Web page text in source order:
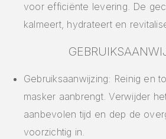
voor efficiënte levering. De
kalmeert, hydrateert en
Gebruiksaanwijzing: Reinig en
masker aanbrengt. Verwijder
aanbevolen tijd en dep de
voorzichtig in.